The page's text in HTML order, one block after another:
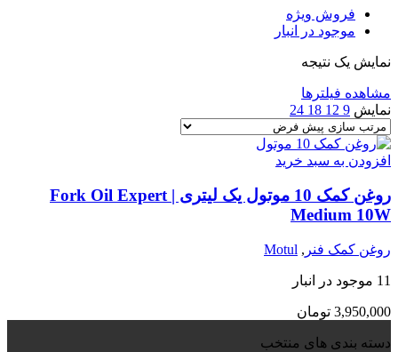
فروش ویژه
موجود در انبار
نمایش یک نتیجه
مشاهده فیلترها
نمایش 9
12
18
24
افزودن به سبد خرید
روغن کمک 10 موتول یک لیتری | Fork Oil Expert
Medium 10W
روغن کمک فنر ,
Motul
11 موجود در انبار
3,950,000 تومان
دسته بندی های منتخب